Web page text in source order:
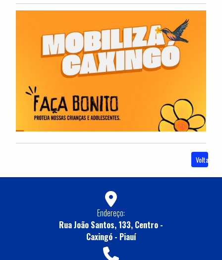
Voltar
Endereço:
Rua João Santos, 133, Centro -
Caxingó - Piauí